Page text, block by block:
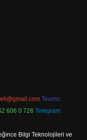
Teams:
606 0 726 Telegram:
Bilgi Teknolojileri ve